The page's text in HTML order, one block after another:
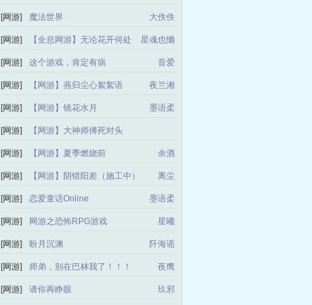
[网游] 魔法世界 大佚佚
[网游] 【全息网游】无论花开何处 星魂也懒
[网游] 这个游戏，肯定有病 音爱
[网游] 【网游】燕归尘心絮絮语 夜兰湘
[网游] 【网游】镜花水月 墨语柔
[网游]
【网游】大神师傅死对头
ㄇ男子YEEEE
[网游] 【网游】夏季燃烧前 余酒
[网游] 【网游】阴错阳差（施工中） 离尘
[网游] 恋爱童话Online 墨语柔
[网游] 网游之恐怖RPG游戏 星曦
[网游] 盼月沉渊 阡海谣
[网游] 师弟，别在巴林我了！！！ 夜鹰
[网游] 请你再睁眼 玖邪